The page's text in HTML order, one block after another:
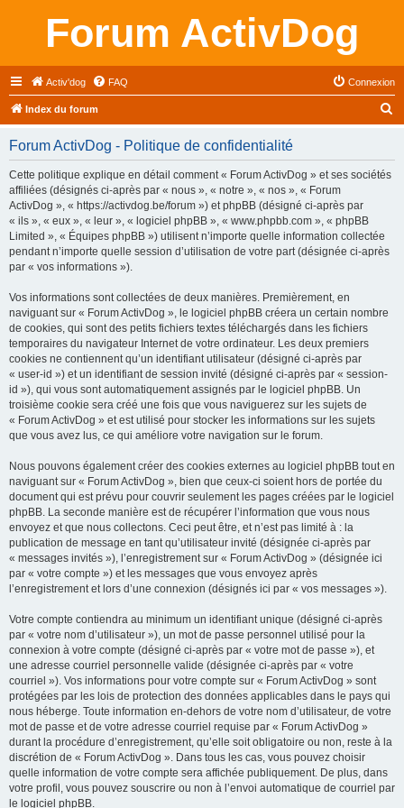
Forum ActivDog
Activ'dog FAQ Connexion
Index du forum
Forum ActivDog - Politique de confidentialité
Cette politique explique en détail comment « Forum ActivDog » et ses sociétés
affiliées (désignés ci-après par « nous », « notre », « nos », « Forum
ActivDog », « https://activdog.be/forum ») et phpBB (désigné ci-après par
« ils », « eux », « leur », « logiciel phpBB », « www.phpbb.com », « phpBB
Limited », « Équipes phpBB ») utilisent n’importe quelle information collectée
pendant n’importe quelle session d’utilisation de votre part (désignée ci-après
par « vos informations »).
Vos informations sont collectées de deux manières. Premièrement, en
naviguant sur « Forum ActivDog », le logiciel phpBB créera un certain nombre
de cookies, qui sont des petits fichiers textes téléchargés dans les fichiers
temporaires du navigateur Internet de votre ordinateur. Les deux premiers
cookies ne contiennent qu’un identifiant utilisateur (désigné ci-après par
« user-id ») et un identifiant de session invité (désigné ci-après par « session-
id »), qui vous sont automatiquement assignés par le logiciel phpBB. Un
troisième cookie sera créé une fois que vous naviguerez sur les sujets de
« Forum ActivDog » et est utilisé pour stocker les informations sur les sujets
que vous avez lus, ce qui améliore votre navigation sur le forum.
Nous pouvons également créer des cookies externes au logiciel phpBB tout en
naviguant sur « Forum ActivDog », bien que ceux-ci soient hors de portée du
document qui est prévu pour couvrir seulement les pages créées par le logiciel
phpBB. La seconde manière est de récupérer l’information que vous nous
envoyez et que nous collectons. Ceci peut être, et n’est pas limité à : la
publication de message en tant qu’utilisateur invité (désignée ci-après par
« messages invités »), l’enregistrement sur « Forum ActivDog » (désignée ici
par « votre compte ») et les messages que vous envoyez après
l’enregistrement et lors d’une connexion (désignés ici par « vos messages »).
Votre compte contiendra au minimum un identifiant unique (désigné ci-après
par « votre nom d’utilisateur »), un mot de passe personnel utilisé pour la
connexion à votre compte (désigné ci-après par « votre mot de passe »), et
une adresse courriel personnelle valide (désignée ci-après par « votre
courriel »). Vos informations pour votre compte sur « Forum ActivDog » sont
protégées par les lois de protection des données applicables dans le pays qui
nous héberge. Toute information en-dehors de votre nom d’utilisateur, de votre
mot de passe et de votre adresse courriel requise par « Forum ActivDog »
durant la procédure d’enregistrement, qu’elle soit obligatoire ou non, reste à la
discrétion de « Forum ActivDog ». Dans tous les cas, vous pouvez choisir
quelle information de votre compte sera affichée publiquement. De plus, dans
votre profil, vous pouvez souscrire ou non à l’envoi automatique de courriel par
le logiciel phpBB.